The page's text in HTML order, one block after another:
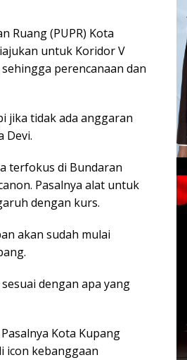
Ruang (PUPR) Kota
untuk Koridor V
perencanaan dan
jika tidak ada anggaran
Devi.
terfokus di Bundaran
Pasalnya alat untuk
dengan kurs.
akan sudah mulai
dengan apa yang
Kota Kupang
icon kebanggaan